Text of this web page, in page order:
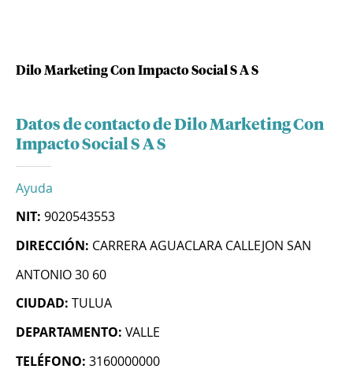
Dilo Marketing Con Impacto Social S A S
Datos de contacto de Dilo Marketing Con
Impacto Social S A S
Ayuda
NIT: 9020543553
DIRECCIÓN: CARRERA AGUACLARA CALLEJON SAN
ANTONIO 30 60
CIUDAD: TULUA
DEPARTAMENTO: VALLE
TELÉFONO: 3160000000